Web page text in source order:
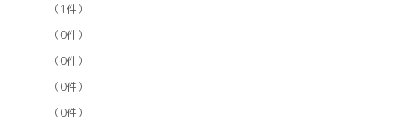
（1件）
（0件）
（0件）
（0件）
（0件）